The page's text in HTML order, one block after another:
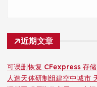
近期文章
可误删恢复 CFexpress 存
人造天体研制组建空中城市